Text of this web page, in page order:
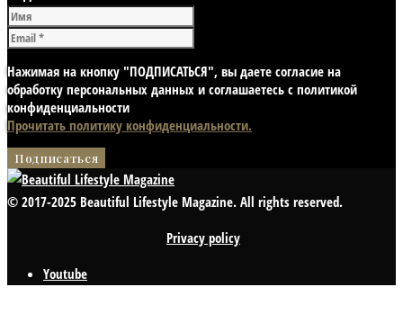
Нажимая на кнопку "ПОДПИСАТЬСЯ", вы даете согласие на
обработку персональных данных и соглашаетесь с политикой
конфиденциальности
Прочитать политику конфиденциальности.
© 2017-2025 Beautiful Lifestyle Magazine. All rights reserved.
Privacy policy
Youtube